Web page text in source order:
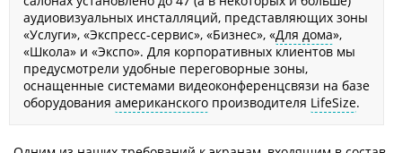
аудиовизуальных инсталляций, представляющих зоны
«Услуги», «Экспресс-сервис», «Бизнес», «Для дома»,
«Школа» и «Экспо». Для корпоративных клиентов мы
предусмотрели удобные переговорные зоны,
оснащенные системами видеоконференцсвязи на базе
оборудования американского производителя LifeSize.